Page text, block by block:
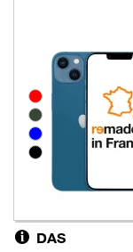
Groupe de
DAS